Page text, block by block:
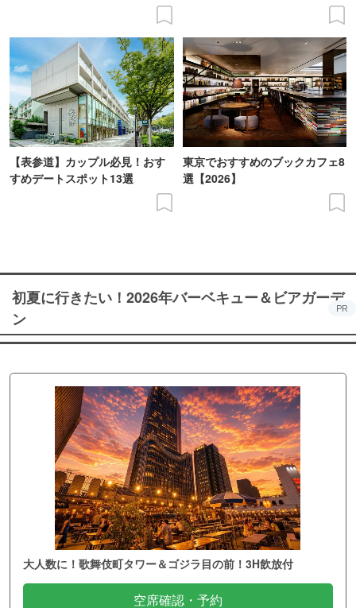
【表参道】カップル必見！おす
すめデートスポット13選
東京でおすすめのブックカフェ8
選【2026】
初夏に行きたい！2026年バーベキュー＆ビアガーデ
ン
PR
大人数に！歌舞伎町タワー＆ゴジラ目の前！3H飲放付
空席確認・予約